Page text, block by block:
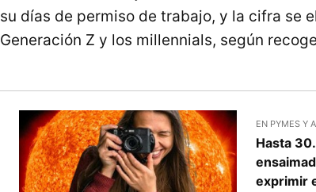
su días de permiso de trabajo, y la cifra se
Generación Z y los millennials, según
EN PYMES Y
Hasta
exprimir